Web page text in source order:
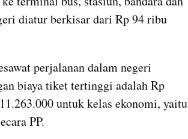
diatur berkisar dari Rp 94 ribu
perjalanan dalam negeri
biaya tiket tertinggi adalah Rp
untuk kelas ekonomi, yaitu
PP.